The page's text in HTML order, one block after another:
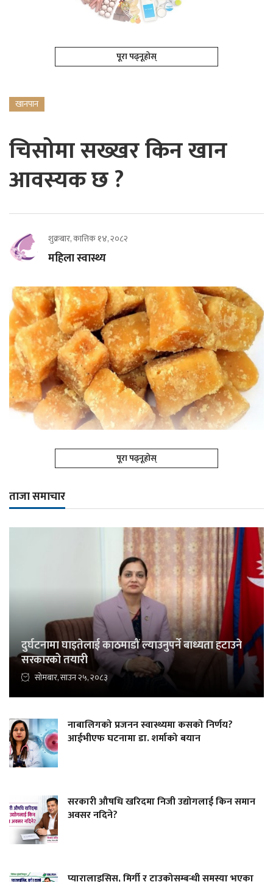
पूरा पढ्नूहोस्
खानपान
चिसोमा सख्खर किन खान
आवस्यक छ ?
शुक्रबार, कात्तिक १४, २०८२
महिला स्वास्थ्य
पूरा पढ्नूहोस्
ताजा समाचार
दुर्घटनामा घाइतेलाई काठमाडौं ल्याउनुपर्ने बाध्यता हटाउने
सरकारको तयारी
सोमबार, साउन २५, २०८३
नाबालिगको प्रजनन स्वास्थ्यमा कसको निर्णय?
आईभीएफ घटनामा डा. शर्माको बयान
सरकारी औषधि खरिदमा निजी उद्योगलाई किन समान
अवसर नदिने?